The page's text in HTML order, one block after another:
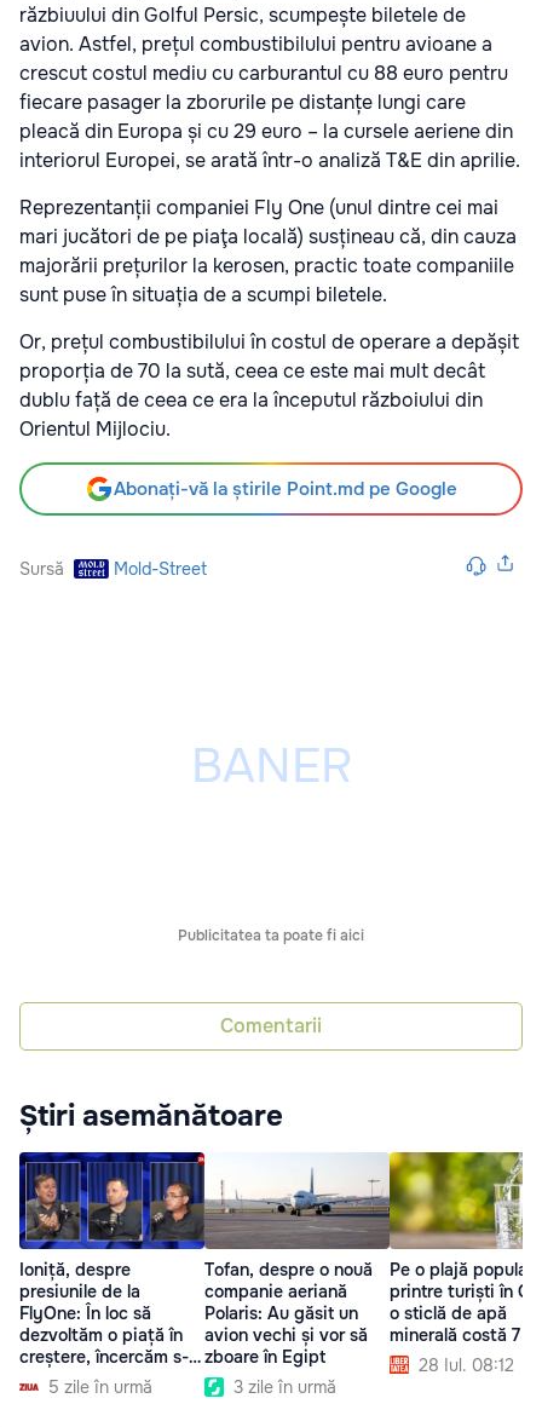
răzbiuului din Golful Persic, scumpește biletele de
avion. Astfel, prețul combustibilului pentru avioane a
crescut costul mediu cu carburantul cu 88 euro pentru
fiecare pasager la zborurile pe distanțe lungi care
pleacă din Europa și cu 29 euro – la cursele aeriene din
interiorul Europei, se arată într-o analiză T&E din aprilie.
Reprezentanții companiei Fly One (unul dintre cei mai
mari jucători de pe piaţa locală) susțineau că, din cauza
majorării prețurilor la kerosen, practic toate companiile
sunt puse în situația de a scumpi biletele.
Or, prețul combustibilului în costul de operare a depășit
proporția de 70 la sută, ceea ce este mai mult decât
dublu față de ceea ce era la începutul războiului din
Orientul Mijlociu.
Abonați-vă la știrile Point.md pe Google
Sursă Mold-Street
Publicitatea ta poate fi aici
Comentarii
Știri asemănătoare
Ioniță, despre
presiunile de la
FlyOne: În loc să
dezvoltăm o piață în
creștere, încercăm s-o
stricăm5 zile în urmă
Tofan, despre o nouă
companie aeriană
Polaris: Au găsit un
avion vechi și vor să
zboare în Egipt
3 zile în urmă
Pe o plajă populară
printre turiști în
o sticlă de apă
minerală costă 7
28 Iul. 08:12